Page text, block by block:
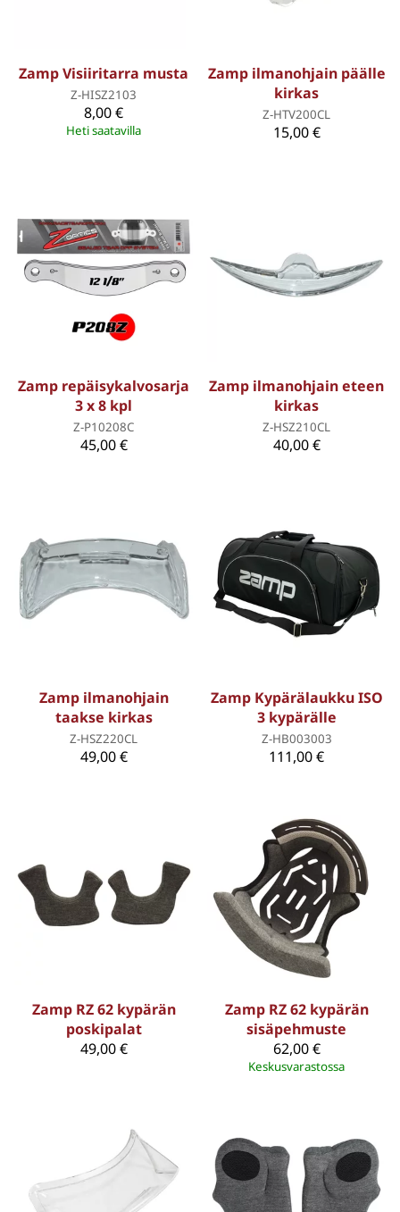
Zamp Visiiritarra musta
Z-HISZ2103
8,00 €
Heti saatavilla
Zamp ilmanohjain päälle
kirkas
Z-HTV200CL
15,00 €
Zamp repäisykalvosarja
3 x 8 kpl
Z-P10208C
45,00 €
Zamp ilmanohjain eteen
kirkas
Z-HSZ210CL
40,00 €
Zamp ilmanohjain
taakse kirkas
Z-HSZ220CL
49,00 €
Zamp Kypärälaukku ISO
3 kypärälle
Z-HB003003
111,00 €
Zamp RZ 62 kypärän
poskipalat
49,00 €
Zamp RZ 62 kypärän
sisäpehmuste
62,00 €
Keskusvarastossa